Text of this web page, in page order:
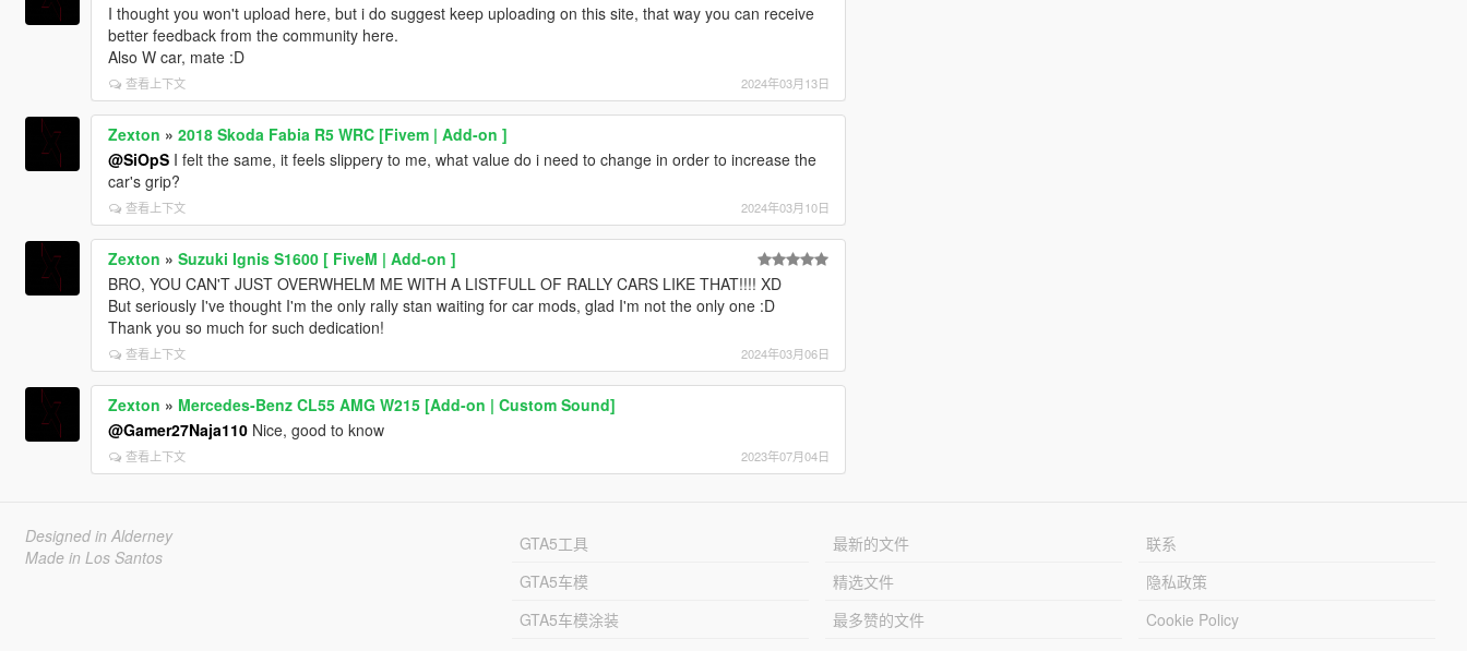
I thought you won't upload here, but i do suggest keep uploading on this site, that way you can receive
better feedback from the community here.
Also W car, mate :D
查看上下文 2024年03月13日
Zexton » 2018 Skoda Fabia R5 WRC [Fivem | Add-on ]
@SiOpSI felt the same, it feels slippery to me, what value do i need to change in order to increase the
car's grip?
查看上下文 2024年03月10日
Zexton » Suzuki Ignis S1600 [ FiveM | Add-on ]
BRO, YOU CAN'T JUST OVERWHELM ME WITH A LISTFULL OF RALLY CARS LIKE THAT!!!! XD
But seriously I've thought I'm the only rally stan waiting for car mods, glad I'm not the only one :D
Thank you so much for such dedication!
查看上下文 2024年03月06日
Zexton » Mercedes-Benz CL55 AMG W215 [Add-on | Custom Sound]
@Gamer27Naja110Nice, good to know
查看上下文 2023年07月04日
Designed in Alderney
Made in Los Santos
GTA5工具
GTA5车模
GTA5车模涂装
最新的文件
精选文件
最多赞的文件
联系
隐私政策
Cookie Policy